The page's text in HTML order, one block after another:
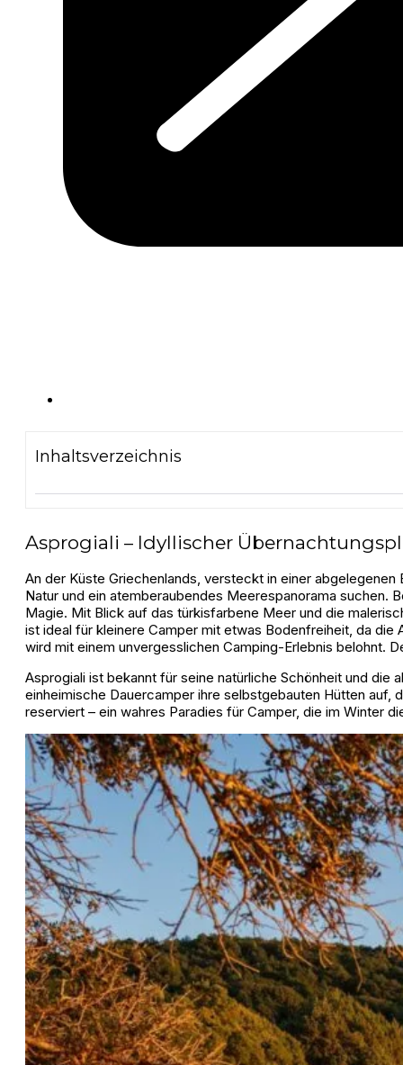
Inhaltsverzeichnis
Asprogiali – Idyllischer
An der Küste Griechenlands, versteckt in einer
Natur und ein atemberaubendes Meerespanorama suchen.
Magie. Mit Blick auf das türkisfarbene Meer und die
ist ideal für kleinere Camper mit etwas Bodenfreiheit, da
wird mit einem unvergesslichen Camping-Erlebnis belohnt.
Asprogiali ist bekannt für seine natürliche Schönheit und
einheimische Dauercamper ihre selbstgebauten Hütten auf,
reserviert – ein wahres Paradies für Camper, die im Winter